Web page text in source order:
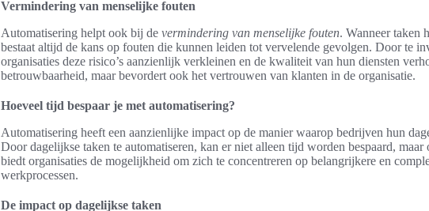
Vermindering van menselijke fouten
Automatisering helpt ook bij de vermindering van menselijke fouten. Wanneer taken
bestaat altijd de kans op fouten die kunnen leiden tot vervelende gevolgen. Door te
organisaties deze risico’s aanzienlijk verkleinen en de kwaliteit van hun diensten
betrouwbaarheid, maar bevordert ook het vertrouwen van klanten in de organisatie.
Hoeveel tijd bespaar je met automatisering?
Automatisering heeft een aanzienlijke impact op de manier waarop bedrijven hun
Door dagelijkse taken te automatiseren, kan er niet alleen tijd worden bespaard,
biedt organisaties de mogelijkheid om zich te concentreren op belangrijkere en
werkprocessen.
De impact op dagelijkse taken